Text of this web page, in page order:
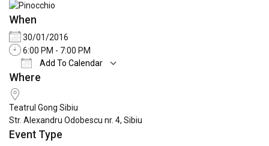
When
30/01/2016
6:00 PM - 7:00 PM
Add To Calendar
Download ICS
Where
Teatrul Gong Sibiu
Str. Alexandru Odobescu nr. 4, Sibiu
Event Type